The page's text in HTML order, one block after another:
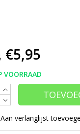
€5,95
VOORRAAD
Aan verlanglijst